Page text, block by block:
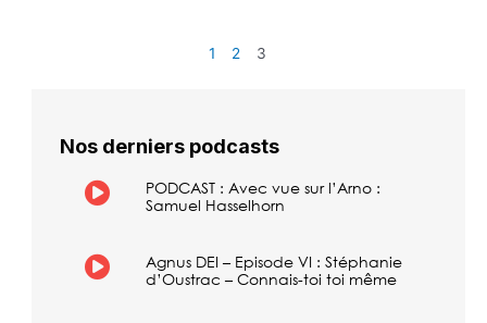
1 2 3
Nos derniers podcasts
PODCAST : Avec vue sur l’Arno :
Samuel Hasselhorn
Agnus DEI – Episode VI : Stéphanie
d’Oustrac – Connais-toi toi même